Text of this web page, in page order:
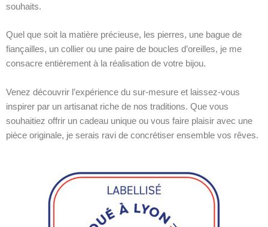
souhaits.
Quel que soit la matière précieuse, les pierres, une bague de
fiançailles, un collier ou une paire de boucles d’oreilles, je me
consacre entièrement à la réalisation de votre bijou.
Venez découvrir l’expérience du sur-mesure et laissez-vous
inspirer par un artisanat riche de nos traditions. Que vous
souhaitiez offrir un cadeau unique ou vous faire plaisir avec une
pièce originale, je serais ravi de concrétiser ensemble vos rêves.